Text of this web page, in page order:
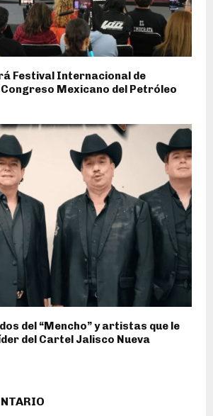
Festival Internacional de
Mexicano del Petróleo
del “Mencho” y artistas que le
del Cartel Jalisco Nueva